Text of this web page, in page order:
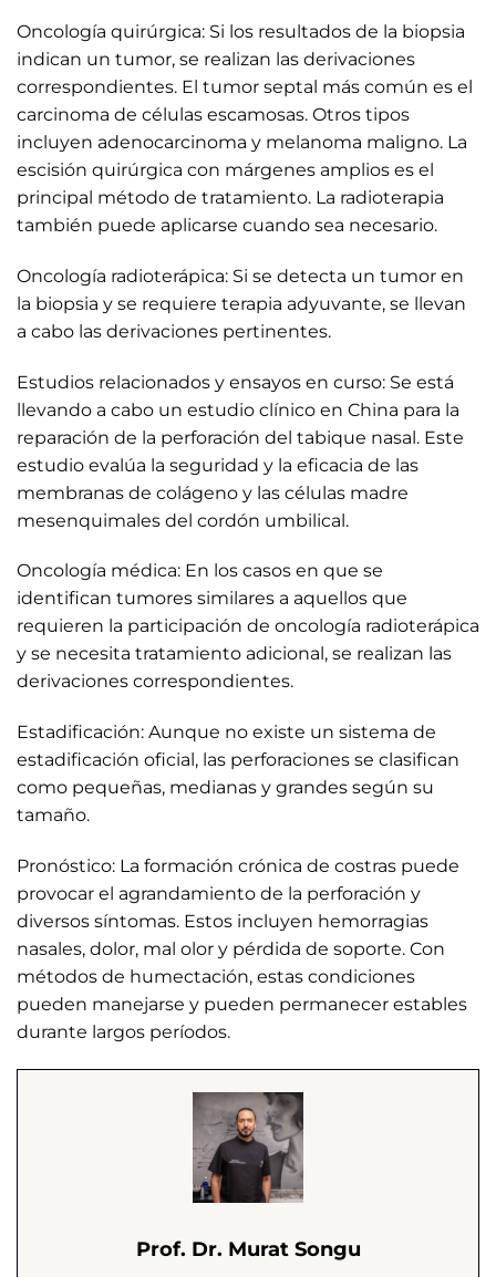
Oncología quirúrgica: Si los resultados de la biopsia
indican un tumor, se realizan las derivaciones
correspondientes. El tumor septal más común es el
carcinoma de células escamosas. Otros tipos
incluyen adenocarcinoma y melanoma maligno. La
escisión quirúrgica con márgenes amplios es el
principal método de tratamiento. La radioterapia
también puede aplicarse cuando sea necesario.
Oncología radioterápica: Si se detecta un tumor en
la biopsia y se requiere terapia adyuvante, se llevan
a cabo las derivaciones pertinentes.
Estudios relacionados y ensayos en curso: Se está
llevando a cabo un estudio clínico en China para la
reparación de la perforación del tabique nasal. Este
estudio evalúa la seguridad y la eficacia de las
membranas de colágeno y las células madre
mesenquimales del cordón umbilical.
Oncología médica: En los casos en que se
identifican tumores similares a aquellos que
requieren la participación de oncología radioterápica
y se necesita tratamiento adicional, se realizan las
derivaciones correspondientes.
Estadificación: Aunque no existe un sistema de
estadificación oficial, las perforaciones se clasifican
como pequeñas, medianas y grandes según su
tamaño.
Pronóstico: La formación crónica de costras puede
provocar el agrandamiento de la perforación y
diversos síntomas. Estos incluyen hemorragias
nasales, dolor, mal olor y pérdida de soporte. Con
métodos de humectación, estas condiciones
pueden manejarse y pueden permanecer estables
durante largos períodos.
Prof. Dr. Murat Songu